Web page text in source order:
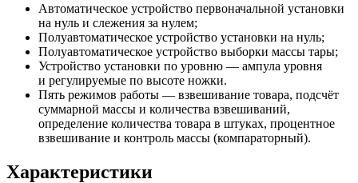
Автоматическое устройство первоначальной установки
на нуль и слежения за нулем;
Полуавтоматическое устройство установки на нуль;
Полуавтоматическое устройство выборки массы тары;
Устройство установки по уровню — ампула уровня
и регулируемые по высоте ножки.
Пять режимов работы — взвешивание товара, подсчёт
суммарной массы и количества взвешиваний,
определение количества товара в штуках, процентное
взвешивание и контроль массы (компараторный).
Характеристики